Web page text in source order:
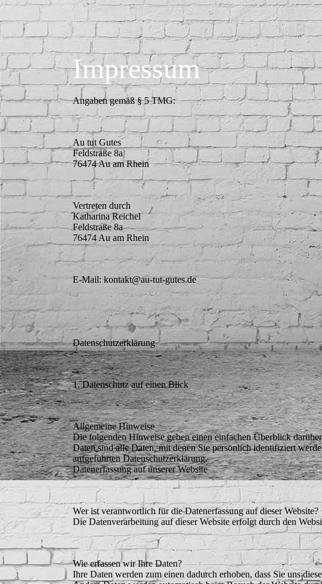
Impressum
Angaben gemäß § 5 TMG:
Au tut Gutes
Feldstraße 8a
76474 Au am Rhein
Vertreten durch
Katharina Reichel
Feldstraße 8a
76474 Au am Rhein
E-Mail: kontakt@au-tut-gutes.de
Datenschutzerklärung
1. Datenschutz auf einen Blick
Allgemeine Hinweise
Die folgenden Hinweise geben einen einfachen Überblick
Daten sind alle Daten, mit denen Sie persönlich identifiziert
aufgeführten Datenschutzerklärung.
Datenerfassung auf unserer Website
Wer ist verantwortlich für die Datenerfassung auf dieser Website?
Die Datenverarbeitung auf dieser Website erfolgt durch den
Wie erfassen wir Ihre Daten?
Ihre Daten werden zum einen dadurch erhoben, dass Sie uns